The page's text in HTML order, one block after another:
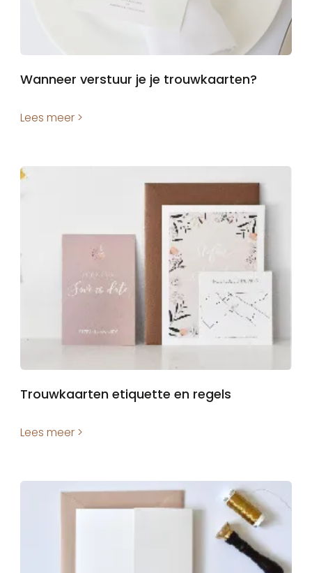
Wanneer verstuur je je trouwkaarten?
Lees meer >
Trouwkaarten etiquette en regels
Lees meer >